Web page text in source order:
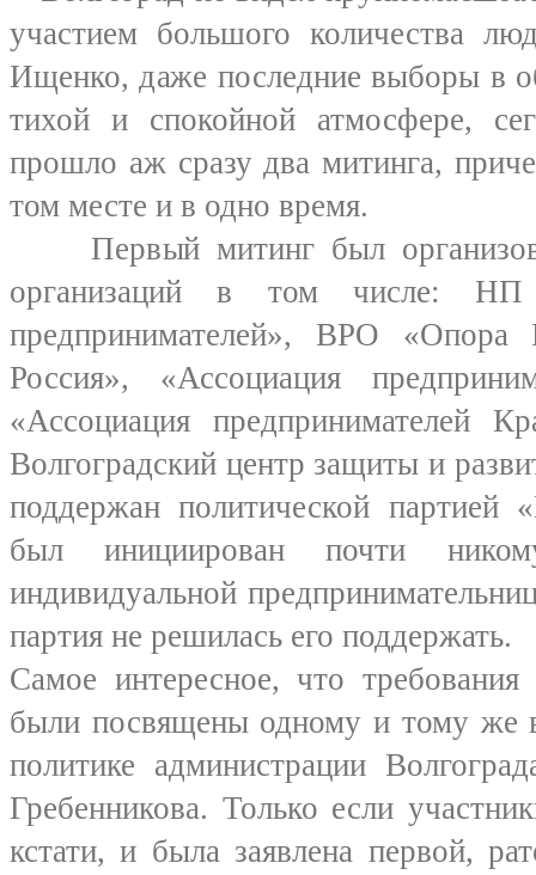
участием большого количества
Ищенко, даже последние выборы в
тихой и спокойной атмосфере,
прошло аж сразу два митинга,
том месте и в одно время.
Первый митинг был
организаций в том числе: НП
предпринимателей», ВРО
Россия», «Ассоциация
«Ассоциация предпринимателей
Волгоградский центр защиты и
поддержан политической
был инициирован почти
индивидуальной
партия не решилась его поддержать.
Самое интересное, что
были посвящены одному и тому же
политике администрации
Гребенникова. Только если
кстати, и была заявлена первой,